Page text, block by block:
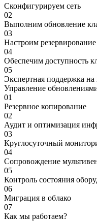
Сконфигурируем сеть
02
Выполним обновление
03
Настроим
04
Обеспечим доступность
05
Экспертная поддержка на
Управление
01
Резервное копирование
02
Аудит и оптимизация
03
Круглосуточный
04
Сопровождение
05
Контроль состояния
06
Миграция в облако
07
Как мы работаем?